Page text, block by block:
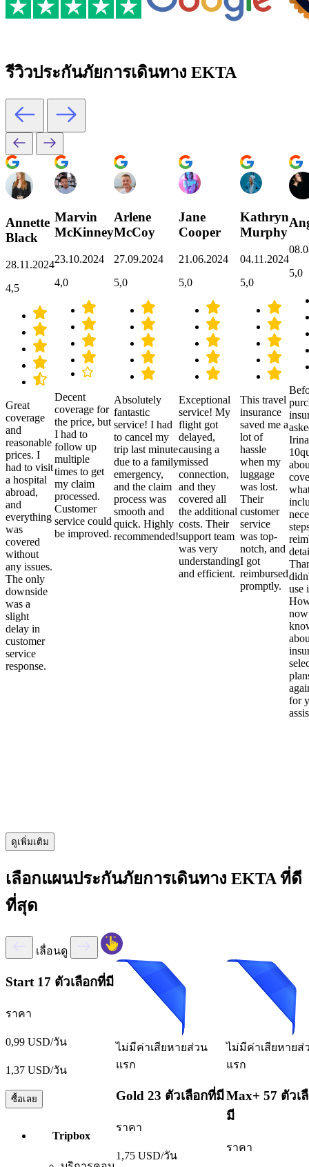
รีวิวประกันภัยการเดินทาง EKTA
Annette
Black
28.11.2024
4,5
Great
coverage
and
reasonable
prices. I
had to visit
a hospital
abroad,
and
everything
was
covered
without
any issues.
The only
downside
was a
slight
delay in
customer
service
response.
Marvin
McKinney
23.10.2024
4,0
Decent
coverage for
the price, but
I had to
follow up
multiple
times to get
my claim
processed.
Customer
service could
be improved.
Arlene
McCoy
27.09.2024
5,0
Absolutely
fantastic
service! I had
to cancel my
trip last minute
due to a family
emergency,
and the claim
process was
smooth and
quick. Highly
recommended!
Jane
Cooper
21.06.2024
5,0
Exceptional
service! My
flight got
delayed,
causing a
missed
connection,
and they
covered all
the additional
costs. Their
support team
was very
understanding
and efficient.
Kathryn
Murphy
04.11.2024
5,0
This travel
insurance
saved me a
lot of
hassle
when my
luggage
was lost.
Their
customer
service
was top-
notch, and
I got
reimbursed
promptly.
5,0
use
for
ดูเพิ่มเติม
เลือกแผนประกันภัยการเดินทาง EKTA ที่ดี
ที่สุด
เลื่อนดู
Start 17 ตัวเลือกที่มี
ราคา
0,99 USD/วัน
1,37 USD/วัน
ซื้อเลย
Tripbox
ไม่มีค่าเสียหายส่วน
แรก
Gold 23 ตัวเลือกที่มี
ราคา
1,75 USD/วัน
ไม่มีค่าเสียหายส่
แรก
Max+ 57 ตัวเ
มี
ราคา